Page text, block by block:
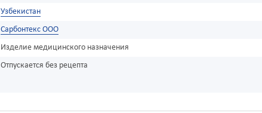
Узбекистан
Сарбонтекс ООО
Изделие медицинского назначения
Отпускается без рецепта